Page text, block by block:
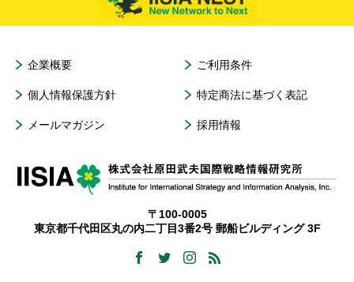
企業概要 ご利用条件
個人情報保護方針 特定商法に基づく表記
メールマガジン 採用情報
〒100-0005
東京都千代田区丸の内二丁目3番2号 郵船ビルディング 3F